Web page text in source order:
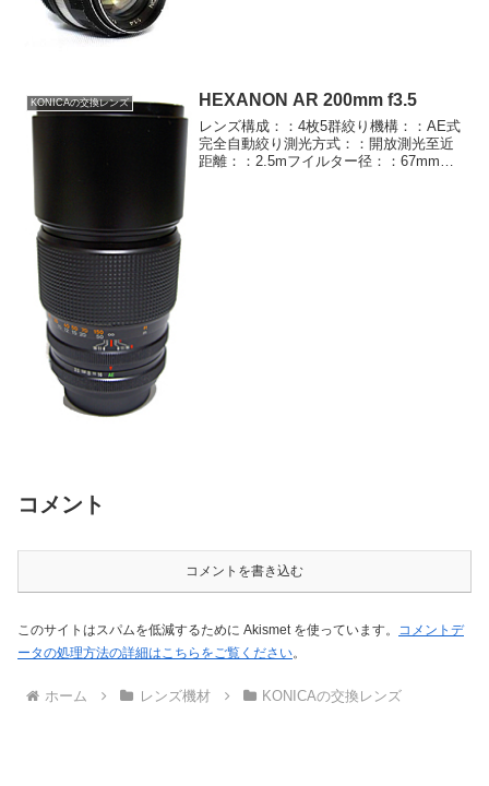
KONICAの交換レンズ HEXANON AR 200mm f3.5
レンズ構成：：4枚5群絞り機構：：AE式
完全自動絞り測光方式：：開放測光至近
距離：：2.5mフイルター径：：67mmフ
コメント
コメントを書き込む
このサイトはスパムを低減するために Akismet を使っています。
コメントデ
ータの処理方法の詳細はこちらをご覧ください。
ホーム レンズ機材 KONICAの交換レンズ